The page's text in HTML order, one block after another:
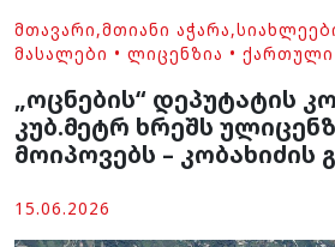
ᲛᲗᲐᲕᲐᲠᲘ,ᲛᲗᲘᲐᲜᲘ ᲐᲭᲐᲠᲐ,
ᲛᲐᲡᲐᲚᲔᲑᲘ • ᲚᲘᲪᲔᲜᲖᲘᲐ • ᲥᲐᲠᲗᲣᲚᲘ
„ოცნების“ დეპუტატის
კუბ.მეტრ ხრეშს
მოიპოვებს – კობახიძის
15.06.2026